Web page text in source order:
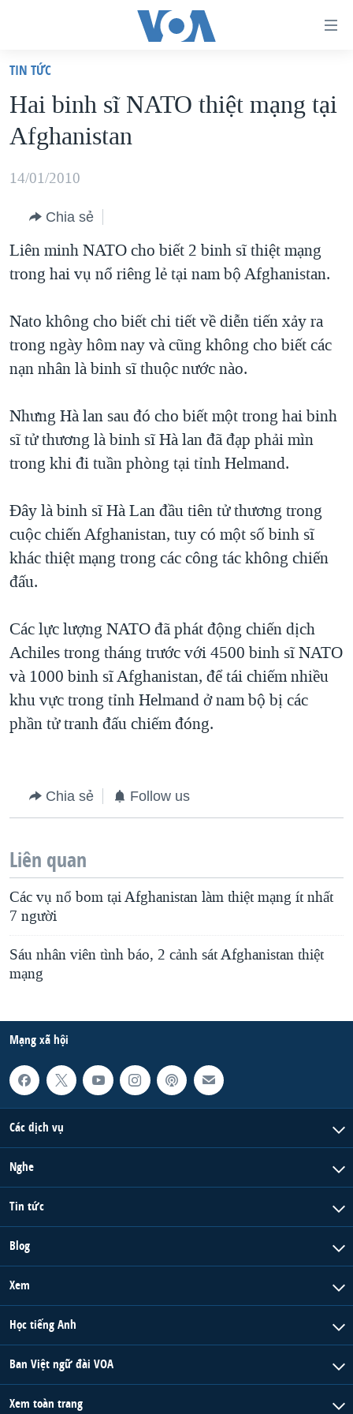
truy
cập
Tới
dung
chính
điều
hướng
Đi
tới
"Tìm"
VIỆT NAM
HOA KỲ
BIỂN ĐÔNG
BLOG
DIỄN ĐÀN
MỤC
TỰ DO BÁO CHÍ
VẠCH TRẦN TIN GIẢ
NGƯỜI VIỆT HẢI NGOẠI
KINH TẾ
KHOA HỌC
VĂN HOÁ
THỂ THAO
GIÁO DỤC
CHUYÊN ĐỀ
CHIẾN TRANH THƯƠNG MẠI CỦA MỸ: QUÁ KHỨ VÀ HIỆN
TẠI
MỘT NĂM CHIẾN TRANH TẠI DẢI GAZA
GIẢI MÃ VÀNH ĐAI & CON ĐƯỜNG
NGÀY TỊ NẠN THẾ GIỚI
GROUND ZERO – XƯA VÀ NAY
CHI PHÍ CHIẾN TRANH AFGHANISTAN
CÁC GIÁ TRỊ CỘNG HÒA Ở VIỆT NAM
TRỊNH VĨNH BÌNH VS. CHÍNH PHỦ VIỆT NAM
NGƯ DÂN VIỆT VÀ LÀN SÓNG TRỘM HẢI SÂM
BÊN KIA QUỐC LỘ: TIẾNG VỌNG TỪ NÔNG THÔN MỸ
QUAN HỆ VIỆT MỸ
HỌC TIẾNG ANH
VIDEO
MẠNG XÃ HỘI
Ngôn ngữ khác
TIN TỨC
Hai binh sĩ NATO thiệt mạng tại
Afghanistan
14/01/2010
Chia sẻ
Liên minh NATO cho biết 2 binh sĩ thiệt mạng
trong hai vụ nổ riêng lẻ tại nam bộ Afghanistan.
Nato không cho biết chi tiết về diễn tiến xảy ra
trong ngày hôm nay và cũng không cho biết các
nạn nhân là binh sĩ thuộc nước nào.
Nhưng Hà lan sau đó cho biết một trong hai binh
sĩ tử thương là binh sĩ Hà lan đã đạp phải mìn
trong khi đi tuần phòng tại tỉnh Helmand.
Đây là binh sĩ Hà Lan đầu tiên tử thương trong
cuộc chiến Afghanistan, tuy có một số binh sĩ
khác thiệt mạng trong các công tác không chiến
đấu.
Các lực lượng NATO đã phát động chiến dịch
Achiles trong tháng trước với 4500 binh sĩ NATO
và 1000 binh sĩ Afghanistan, để tái chiếm nhiều
khu vực trong tỉnh Helmand ở nam bộ bị các
phần tử tranh đấu chiếm đóng.
Chia sẻ Follow us
Liên quan
Các vụ nổ bom tại Afghanistan làm thiệt mạng ít nhất
7 người
Sáu nhân viên tình báo, 2 cảnh sát Afghanistan thiệt
mạng
Mạng xã hội
Các dịch vụ
Nghe
Tin tức
Blog
Xem
Học tiếng Anh
Ban Việt ngữ đài VOA
Xem toàn trang